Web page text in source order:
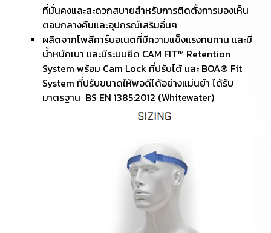
ที่มั่นคงและสะดวกสบายสำหรับการติดตั้งการมองเห็น
ตอนกลางคืนและอุปกรณ์เสริมอื่นๆ
ผลิตจากโพลีคาร์บอเนตที่มีความแข็งแรงทนทาน และมี
น้ำหนักเบา และมีระบบยึด CAM FIT™ Retention
System พร้อม Cam Lock ที่ปรับได้ และ BOA® Fit
System ที่ปรับขนาดให้พอดีได้อย่างแม่นยำ ได้รับ
มาตรฐาน BS EN 1385:2012 (Whitewater)